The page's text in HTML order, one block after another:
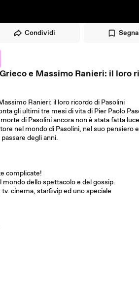
Condividi
e Massimo Ranieri: il loro
Ranieri: il loro ricordo di Pasolini
gli ultimi tre mesi di vita di Pier Paolo
di Pasolini ancora non è stata fatta
nel mondo di Pasolini, nel suo pensiero
degli anni.
complicate!
dello spettacolo e del gossip.
cinema, star&vip ed uno speciale